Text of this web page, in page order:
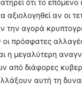
ότι το επόμενο
αξιολογηθεί αν οι
την αγορά
οι πρόσφατες
η μεγαλύτερη
από διάφορες
αυτή τη